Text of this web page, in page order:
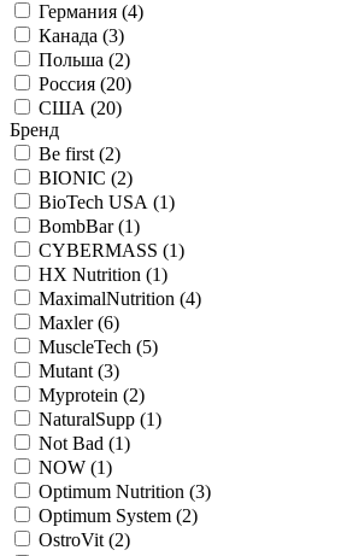
Германия (4)
Канада (3)
Польша (2)
Россия (20)
США (20)
Бренд
Be first (2)
BIONIC (2)
BioTech USA (1)
BombBar (1)
CYBERMASS (1)
HX Nutrition (1)
MaximalNutrition (4)
Maxler (6)
MuscleTech (5)
Mutant (3)
Myprotein (2)
NaturalSupp (1)
Not Bad (1)
NOW (1)
Optimum Nutrition (3)
Optimum System (2)
OstroVit (2)